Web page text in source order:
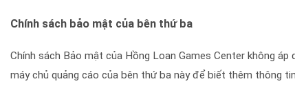
Chính sách bảo mật của bên thứ ba
Chính sách Bảo mật của Hồng Loan Games Center không
máy chủ quảng cáo của bên thứ ba này để biết thêm thông